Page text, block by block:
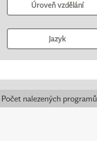
Úroveň vzdělání
Jazyk
Počet nalezených programů